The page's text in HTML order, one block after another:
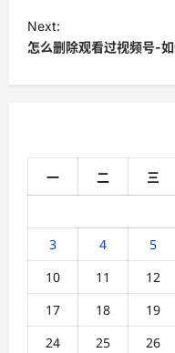
s
t
i
o
n
Next:
怎么删除观看过视频号-
一
二 三
3
4 5
10
11 12
17
18 19
24
25 26